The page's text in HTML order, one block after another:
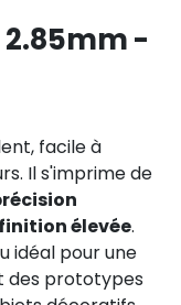
-
facile à
Il s'imprime de
élevée.
idéal pour une
des prototypes